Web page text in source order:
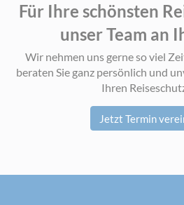
Für Ihre schönsten
unser Team an
Wir nehmen uns gerne so viel
beraten Sie ganz persönlich und
Ihren
Jetzt Termin